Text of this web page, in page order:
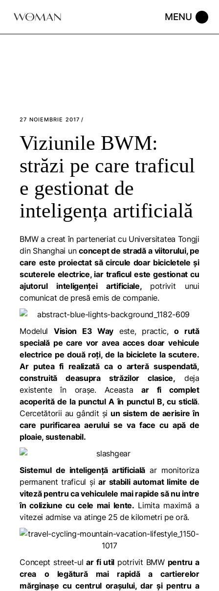
27 NOIEMBRIE 2017
Viziunile BWM:
străzi pe care traficul
e gestionat de
inteligența artificială
BMW a creat în parteneriat cu Universitatea Tongji
din Shanghai unconcept de stradă a viitorului, pe
care este proiectat să circule doar bicicletele şi
scuterele electrice, iar traficul este gestionat cu
ajutorul inteligenței artificiale, potrivit unui
comunicat de presă emis de companie.
Modelul Vision E3 Way este, practic,o rută
specială pe care vor avea acces doar vehicule
electrice pe două roţi, de la biciclete la scutere.
Ar putea fi realizată ca o arteră suspendată,
construită deasupra străzilor clasice, deja
existente în oraşe. Aceastaar fi complet
acoperită de la punctul A în punctul B, cu sticlă.
Cercetătorii au gândit și un sistem de aerisire în
care purificarea aerului se va face cu apă de
ploaie, sustenabil.
Sistemul de inteligenţă artificialăar monitoriza
permanent traficul şiar stabili automat limite de
viteză pentru ca vehiculele mai rapide să nu intre
în coliziune cu cele mai lente. Limita maximă a
vitezei admise va atinge 25 de kilometri pe oră.
Concept street-ular fi util potrivit BMW pentru a
crea o legătură mai rapidă a cartierelor
mărginaşe cu centrul orașului, dar şi pentru a